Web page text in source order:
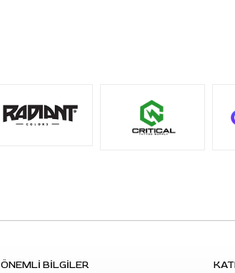
C: Evet. Hazırlanan stencilin cilde
dövme transfer sıvısı veya
ÖNEMLİ BİLGİLER